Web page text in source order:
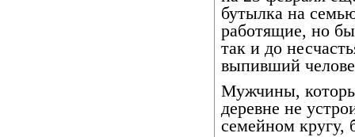
бутылка на
работящие, но
так и до
выпивший
Мужчины,
деревне не
семейном кругу,